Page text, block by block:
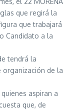
que regirá la
que trabajará
Candidato a la
tendrá la
organización de la
aspiran a
que, de